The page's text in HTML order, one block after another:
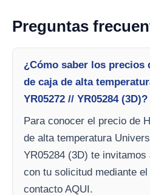
Preguntas
¿Cómo saber los precios
de caja de alta
YR05272 // YR05284 (3D)?
Para conocer el precio de
de alta temperatura
YR05284 (3D) te
con tu solicitud mediante
contacto AQUI.